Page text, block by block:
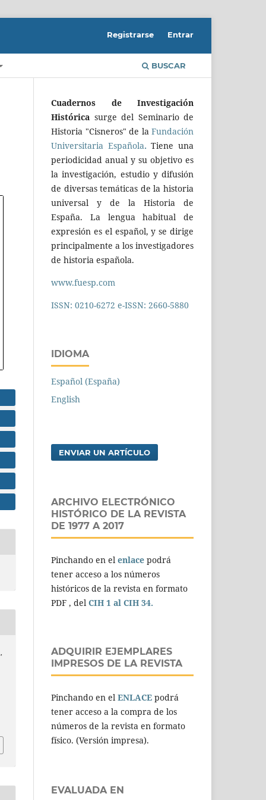
BUSCAR
Registrarse Entrar
Cuadernos de Investigación
Histórica surge del Seminario de
Historia "Cisneros" de la Fundación
Universitaria Española. Tiene una
periodicidad anual y su objetivo es
la investigación, estudio y difusión
de diversas temáticas de la historia
universal y de la Historia de
España. La lengua habitual de
expresión es el español, y se dirige
principalmente a los investigadores
de historia española.
www.fuesp.com
ISSN: 0210-6272 e-ISSN: 2660-5880
IDIOMA
Español (España)
English
ENVIAR UN ARTÍCULO
ARCHIVO ELECTRÓNICO
HISTÓRICO DE LA REVISTA
DE 1977 A 2017
Pinchando en el enlace podrá
tener acceso a los números
históricos de la revista en formato
PDF , del CIH 1 al CIH 34.
ADQUIRIR EJEMPLARES
IMPRESOS DE LA REVISTA
Pinchando en el ENLACE podrá
tener acceso a la compra de los
números de la revista en formato
físico. (Versión impresa).
EVALUADA EN